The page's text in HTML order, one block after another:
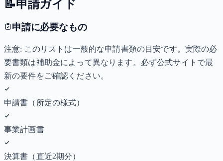
📝申請ガイド
申請に必要なもの
注意: このリストは一般的な申請書類の目安です。実際の必
要書類は補助金によって異なります。必ず公式サイトで最
新の要件をご確認ください。
申請書（所定の様式）
事業計画書
決算書（直近2期分）